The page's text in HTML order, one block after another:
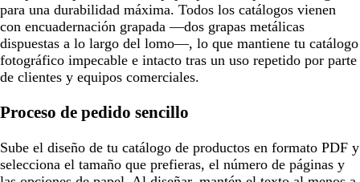
para una durabilidad máxima. Todos los catálogos vienen
con encuadernación grapada —dos grapas metálicas
dispuestas a lo largo del lomo—, lo que mantiene tu catálogo
fotográfico impecable e intacto tras un uso repetido por parte
de clientes y equipos comerciales.
Proceso de pedido sencillo
Sube el diseño de tu catálogo de productos en formato PDF y
selecciona el tamaño que prefieras, el número de páginas y